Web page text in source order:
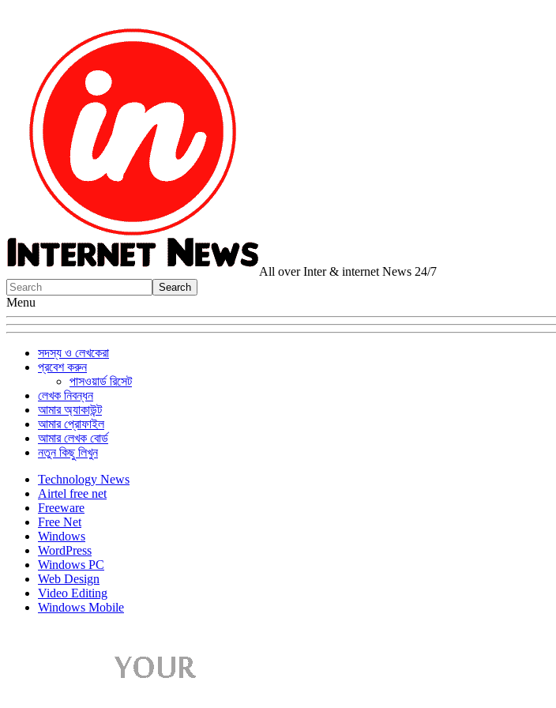
All over Inter & internet News 24/7
Menu
সদস্য ও লেখকেরা
প্রবেশ করুন
পাসওয়ার্ড রিসেট
লেখক নিবন্ধন
আমার অ্যাকাউন্ট
আমার প্রোফাইল
আমার লেখক বোর্ড
নতুন কিছু লিখুন
Technology News
Airtel free net
Freeware
Free Net
Windows
WordPress
Windows PC
Web Design
Video Editing
Windows Mobile